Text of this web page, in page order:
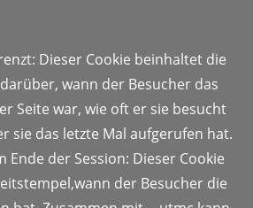
Dieser Cookie beinhaltet die
wann der Besucher das
Seite war, wie oft er sie besucht
sie das letzte Mal aufgerufen hat.
Ende der Session: Dieser Cookie
der Besucher die